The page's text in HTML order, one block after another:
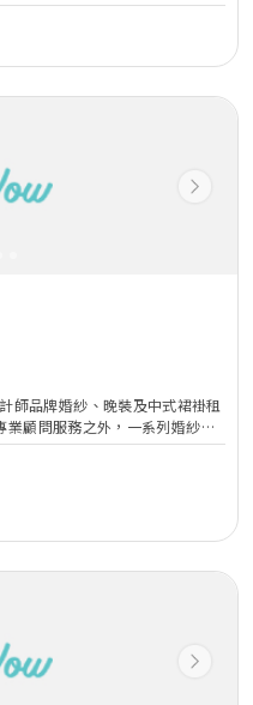
Next
品牌婚紗、￼晚裝及中式裙褂租
顧問服務之外，￼一系列婚紗和
夠找到合適的夢想嫁衣， ￼從而不
您在重要場合閃耀光芒，￼成為
Next